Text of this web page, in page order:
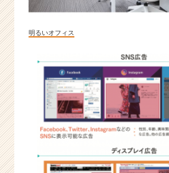
明るいオフィス